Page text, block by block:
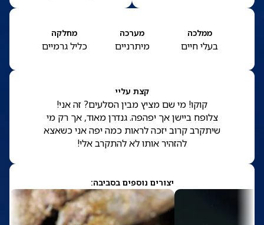
ממלכה
בעלי חיים
מערכה
מיתרניים
מחלקה
כליל גרמיים
קצת עליי
קוקו! מי שם מציץ מבין הסלעים? זה אני!
צלופח ביישן אך יפהפה. גנדרן מאוד, אך רק מי
שיתקרב קרוב יזכה לראות כמה יפה אני כשאצא
להזהיר אותו לא להתקרב אלי!
יצורים נוספים בסביבה: